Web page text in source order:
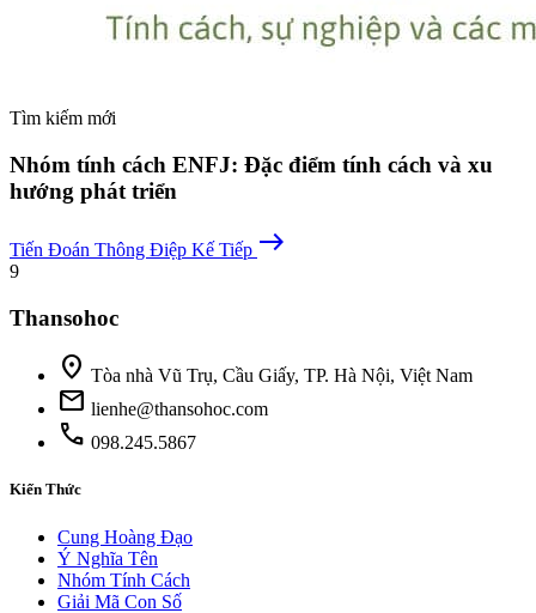
Tìm kiếm mới
Nhóm tính cách ENFJ: Đặc điểm tính cách và xu
hướng phát triển
Tiến Đoán Thông Điệp Kế Tiếp east
9
Thansohoc
location_on Tòa nhà Vũ Trụ, Cầu Giấy, TP. Hà Nội, Việt Nam
mail lienhe@thansohoc.com
phone 098.245.5867
Kiến Thức
Cung Hoàng Đạo
Ý Nghĩa Tên
Nhóm Tính Cách
Giải Mã Con Số